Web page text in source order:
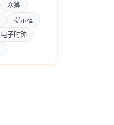
众筹
提示框
电子时钟